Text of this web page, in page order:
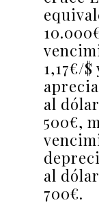
1,17€/
al
500€,
al
700€.